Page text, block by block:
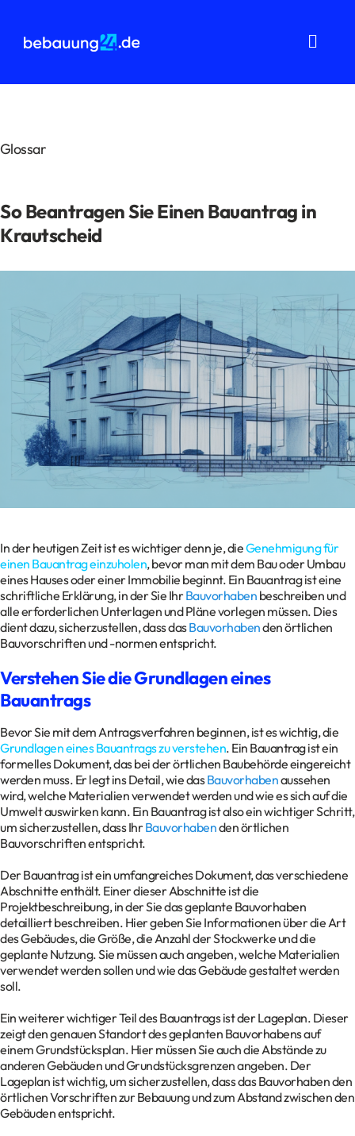
springen
Bauantrag
Über uns
FAQ
Kontakt
Datenschutz
Impressum
Glossar
So Beantragen Sie Einen Bauantrag in
Krautscheid
In der heutigen Zeit ist es wichtiger denn je, dieGenehmigung für
einen Bauantrag einzuholen, bevor man mit dem Bau oder Umbau
eines Hauses oder einer Immobilie beginnt. Ein Bauantrag ist eine
schriftliche Erklärung, in der Sie IhrBauvorhaben beschreiben und
alle erforderlichen Unterlagen und Pläne vorlegen müssen. Dies
dient dazu, sicherzustellen, dass dasBauvorhabenden örtlichen
Bauvorschriften und -normen entspricht.
Verstehen Sie die Grundlagen eines
Bauantrags
Bevor Sie mit dem Antragsverfahren beginnen, ist es wichtig, die
Grundlagen eines Bauantrags zu verstehen. Ein Bauantrag ist ein
formelles Dokument, das bei der örtlichen Baubehörde eingereicht
werden muss. Er legt ins Detail, wie dasBauvorhabenaussehen
wird, welche Materialien verwendet werden und wie es sich auf die
Umwelt auswirken kann. Ein Bauantrag ist also ein wichtiger Schritt,
um sicherzustellen, dass IhrBauvorhabenden örtlichen
Bauvorschriften entspricht.
Der Bauantrag ist ein umfangreiches Dokument, das verschiedene
Abschnitte enthält. Einer dieser Abschnitte ist die
Projektbeschreibung, in der Sie das geplante Bauvorhaben
detailliert beschreiben. Hier geben Sie Informationen über die Art
des Gebäudes, die Größe, die Anzahl der Stockwerke und die
geplante Nutzung. Sie müssen auch angeben, welche Materialien
verwendet werden sollen und wie das Gebäude gestaltet werden
soll.
Ein weiterer wichtiger Teil des Bauantrags ist der Lageplan. Dieser
zeigt den genauen Standort des geplanten Bauvorhabens auf
einem Grundstücksplan. Hier müssen Sie auch die Abstände zu
anderen Gebäuden und Grundstücksgrenzen angeben. Der
Lageplan ist wichtig, um sicherzustellen, dass das Bauvorhaben den
örtlichen Vorschriften zur Bebauung und zum Abstand zwischen den
Gebäuden entspricht.